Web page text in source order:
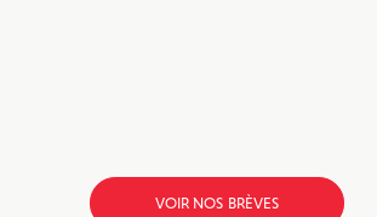
VOIR NOS BRÈVES